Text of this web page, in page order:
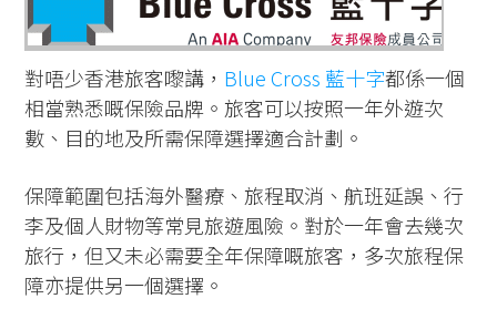
對唔少香港旅客嚟講， Blue Cross 藍十字都係一個
相當熟悉嘅保險品牌。旅客可以按照一年外遊次
數、目的地及所需保障選擇適合計劃。
保障範圍包括海外醫療、旅程取消、航班延誤、行
李及個人財物等常見旅遊風險。對於一年會去幾次
旅行，但又未必需要全年保障嘅旅客，多次旅程保
障亦提供另一個選擇。